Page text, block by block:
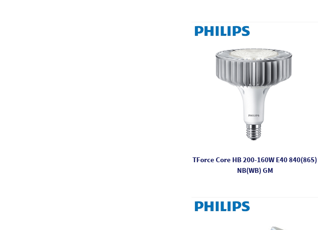
TForce Core HB 200-160W E40 840(865)
NB(WB) GM